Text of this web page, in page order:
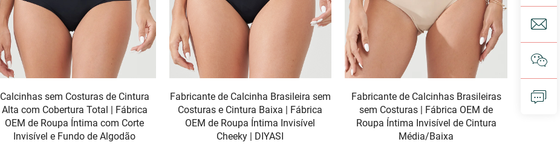
Calcinhas sem Costuras de Cintura
Alta com Cobertura Total | Fábrica
OEM de Roupa Íntima com Corte
Invisível e Fundo de Algodão
Fabricante de Calcinha Brasileira sem
Costuras e Cintura Baixa | Fábrica
OEM de Roupa Íntima Invisível
Cheeky | DIYASI
Fabricante de Calcinhas Brasileiras
sem Costuras | Fábrica OEM de
Roupa Íntima Invisível de Cintura
Média/Baixa